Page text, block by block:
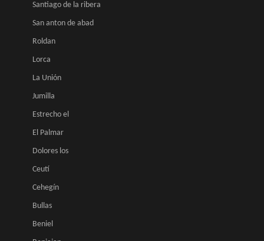
Santiago de la ribera
San anton de abad
Roldan
Lorca
La Unión
Jumilla
Estrecho el
El Palmar
Dolores los
Ceutí
Cehegín
Bullas
Beniel